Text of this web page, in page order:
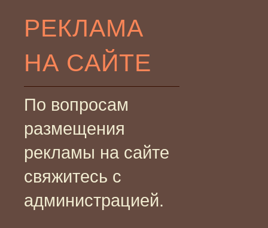
РЕКЛАМА
НА САЙТЕ
По вопросам
размещения
рекламы на сайте
свяжитесь с
администрацией.